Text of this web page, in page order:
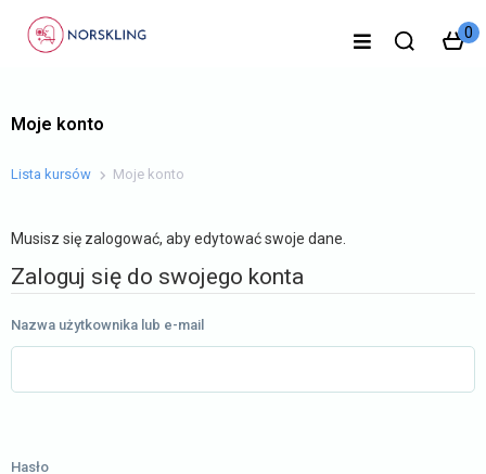
0
Moje konto
Lista kursów Moje konto
Musisz się zalogować, aby edytować swoje dane.
Zaloguj się do swojego konta
Nazwa użytkownika lub e-mail
Hasło